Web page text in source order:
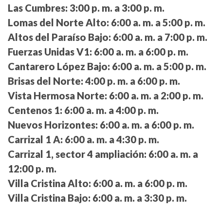
Las Cumbres: 3:00 p. m. a 3:00 p. m.
Lomas del Norte Alto: 6:00 a. m. a 5:00 p. m.
Altos del Paraíso Bajo: 6:00 a. m. a 7:00 p. m.
Fuerzas Unidas V1: 6:00 a. m. a 6:00 p. m.
Cantarero López Bajo: 6:00 a. m. a 5:00 p. m.
Brisas del Norte: 4:00 p. m. a 6:00 p. m.
Vista Hermosa Norte: 6:00 a. m. a 2:00 p. m.
Centenos 1: 6:00 a. m. a 4:00 p. m.
Nuevos Horizontes: 6:00 a. m. a 6:00 p. m.
Carrizal 1 A: 6:00 a. m. a 4:30 p. m.
Carrizal 1, sector 4 ampliación: 6:00 a. m. a
12:00 p. m.
Villa Cristina Alto: 6:00 a. m. a 6:00 p. m.
Villa Cristina Bajo: 6:00 a. m. a 3:30 p. m.